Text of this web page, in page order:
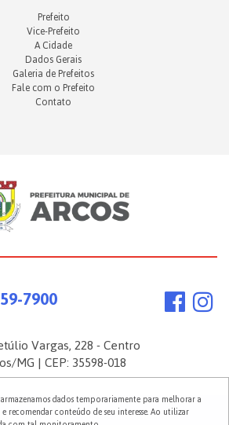
7900
Vargas, 228 - Centro
MG | CEP: 35598-018
Prefeito
Vice-Prefeito
A Cidade
Dados Gerais
Galeria de Prefeitos
Fale com o Prefeito
Contato
de Arcos. Todos os direitos reservados.
dados temporariamente para melhorar a
recomendar conteúdo de seu interesse. Ao utilizar